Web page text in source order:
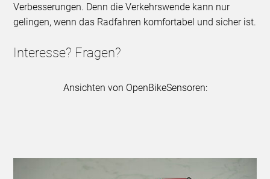
Verbesserungen. Denn die Verkehrswende kann nur
gelingen, wenn das Radfahren komfortabel und sicher ist.
Interesse? Fragen?
Ansichten von OpenBikeSensoren: